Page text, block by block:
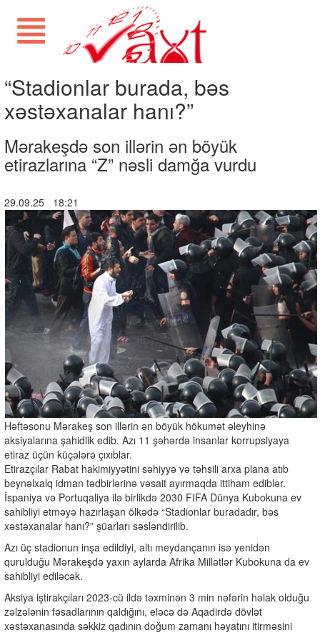
“Stadionlar burada, bəs
xəstəxanalar hanı?”
Mərakeşdə son illərin ən böyük
etirazlarına “Z” nəsli damğa vurdu
29.09.25 18:21
Həftəsonu Mərakeş son illərin ən böyük hökumət əleyhinə
aksiyalarına şahidlik edib. Azı 11 şəhərdə insanlar korrupsiyaya
etiraz üçün küçələrə çıxıblar.
Etirazçılar Rabat hakimiyyətini səhiyyə və təhsili arxa plana atıb
beynəlxalq idman tədbirlərinə vəsait ayırmaqda ittiham ediblər.
İspaniya və Portuqaliya ilə birlikdə 2030 FIFA Dünya Kubokuna ev
sahibliyi etməyə hazırlaşan ölkədə “Stadionlar buradadır, bəs
xəstəxanalar hanı?” şüarları səsləndirilib.
Azı üç stadionun inşa edildiyi, altı meydançanın isə yenidən
qurulduğu Mərakeşdə yaxın aylarda Afrika Millətlər Kubokuna da ev
sahibliyi ediləcək.
Aksiya iştirakçıları 2023-cü ildə təxminən 3 min nəfərin həlak olduğu
zəlzələnin fəsadlarının qaldığını, eləcə də Aqadirdə dövlət
xəstəxanasında səkkiz qadının doğum zamanı həyatını itirməsini